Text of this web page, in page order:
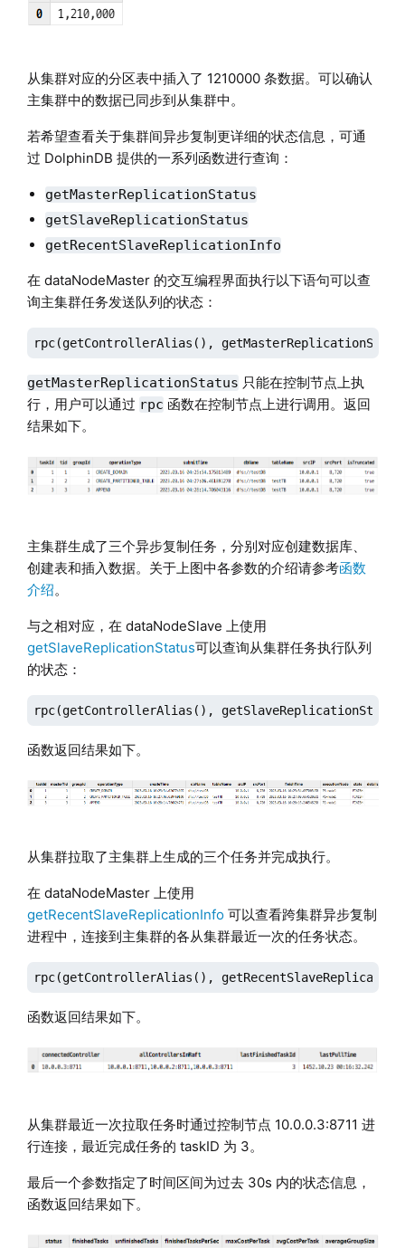
从集群对应的分区表中插入了 1210000 条数据。可以确认
主集群中的数据已同步到从集群中。
若希望查看关于集群间异步复制更详细的状态信息，可通
过 DolphinDB 提供的一系列函数进行查询：
getMasterReplicationStatus
getSlaveReplicationStatus
getRecentSlaveReplicationInfo
在 dataNodeMaster 的交互编程界面执行以下语句可以查
询主集群任务发送队列的状态：
rpc(getControllerAlias(),
getMasterReplicationStatus 只能在控制节点上执
行，用户可以通过 rpc 函数在控制节点上进行调用。返回
结果如下。
主集群生成了三个异步复制任务，分别对应创建数据库、
创建表和插入数据。关于上图中各参数的介绍请参考函数
介绍。
与之相对应，在 dataNodeSlave 上使用
getSlaveReplicationStatus可以查询从集群任务执行队列
的状态：
rpc(getControllerAlias(),
函数返回结果如下。
从集群拉取了主集群上生成的三个任务并完成执行。
在 dataNodeMaster 上使用
getRecentSlaveReplicationInfo可以查看跨集群异步复制
进程中，连接到主集群的各从集群最近一次的任务状态。
rpc(getControllerAlias(),
函数返回结果如下。
从集群最近一次拉取任务时通过控制节点 10.0.0.3:8711 进
行连接，最近完成任务的 taskID 为 3。
最后一个参数指定了时间区间为过去 30s 内的状态信息，
函数返回结果如下。